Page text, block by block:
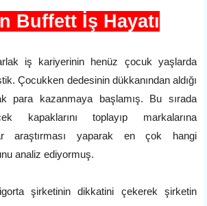
Buffett İş Hayatı
iş kariyerinin henüz çocuk yaşlarda
Çocukken dedesinin dükkanından aldığı
para kazanmaya başlamış. Bu sırada
kapaklarını toplayıp markalarına
araştırması yaparak en çok hangi
analiz ediyormuş.
şirketinin dikkatini çekerek şirketin